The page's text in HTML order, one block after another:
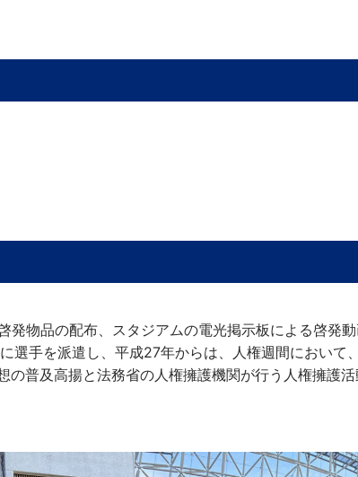
物品の配布、スタジアムの電光掲示板による啓発
選手を派遣し、平成27年からは、人権週間において
普及高揚と法務省の人権擁護機関が行う人権擁護